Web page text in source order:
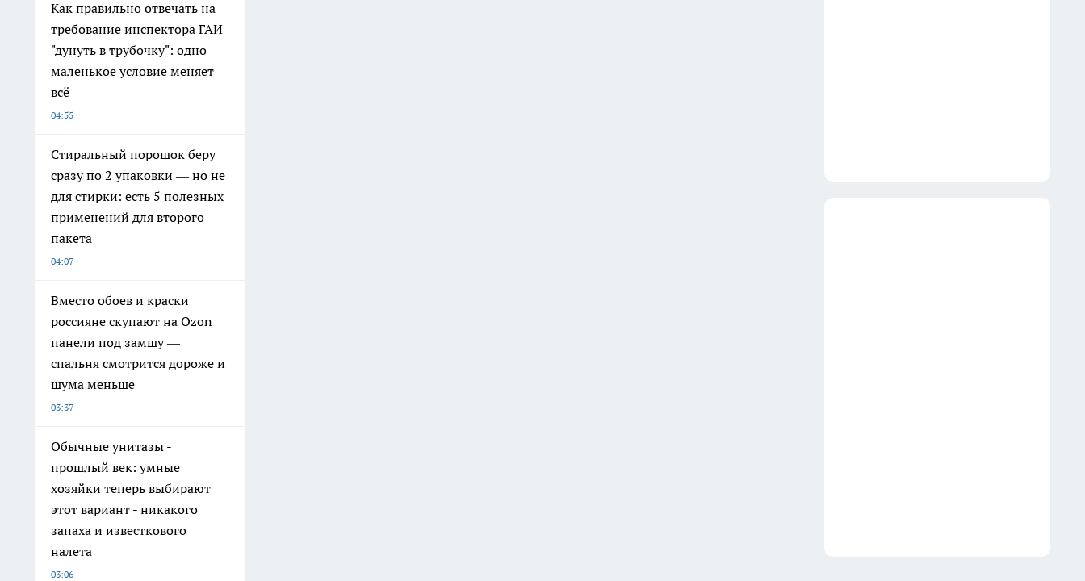
Как правильно отвечать на
требование инспектора ГАИ
"дунуть в трубочку": одно
маленькое условие меняет
всё
04:55
Стиральный порошок беру
сразу по 2 упаковки — но не
для стирки: есть 5 полезных
применений для второго
пакета
04:07
Вместо обоев и краски
россияне скупают на Ozon
панели под замшу —
спальня смотрится дороже и
шума меньше
03:37
Обычные унитазы -
прошлый век: умные
хозяйки теперь выбирают
этот вариант - никакого
запаха и известкового
налета
03:06